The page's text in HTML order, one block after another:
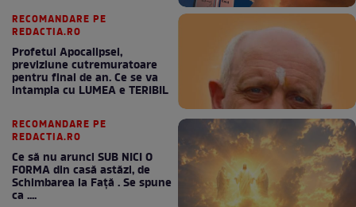
RECOMANDARE PE
REDACTIA.RO
Profetul Apocalipsei,
previziune cutremuratoare
pentru final de an. Ce se va
intampla cu LUMEA e TERIBIL
RECOMANDARE PE
REDACTIA.RO
Ce să nu arunci SUB NICI O
FORMA din casă astăzi, de
Schimbarea la Față . Se spune
ca ....